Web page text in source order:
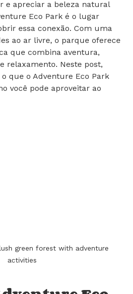
dia a dia, muitas vezes
e apreciar a beleza natural
Eco Park é o lugar
essa conexão. Com uma
ao ar livre, o parque oferece
que combina aventura,
relaxamento. Neste post,
que o Adventure Eco Park
você pode aproveitar ao
green forest with adventure